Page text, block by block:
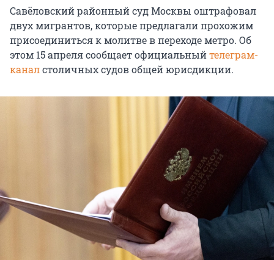
Савёловский районный суд Москвы оштрафовал
двух мигрантов, которые предлагали прохожим
присоединиться к молитве в переходе метро. Об
этом 15 апреля сообщает официальныйтелеграм-
каналстоличных судов общей юрисдикции.